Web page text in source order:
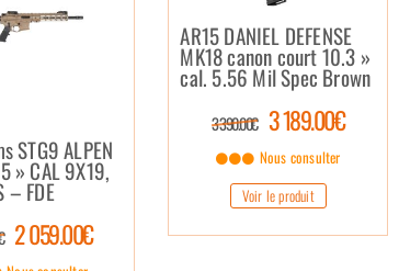
STG9 ALPEN
» CAL 9X19,
– FDE
2 059.00€
AR15 DANIEL DEFENSE
MK18 canon court 10.3 »
cal. 5.56 Mil Spec Brown
3 390.00€ 3 189.00€
Nous consulter
Voir le produit